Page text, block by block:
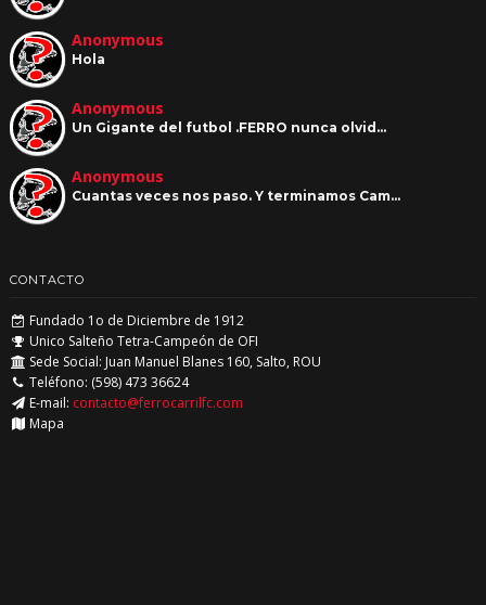
Anonymous
Hola
Anonymous
Un Gigante del futbol .FERRO nunca olvid…
Anonymous
Cuantas veces nos paso. Y terminamos Cam…
CONTACTO
Fundado 1o de Diciembre de 1912
Unico Salteño Tetra-Campeón de OFI
Sede Social: Juan Manuel Blanes 160, Salto, ROU
Teléfono: (598) 473 36624
E-mail: contacto@ferrocarrilfc.com
Mapa